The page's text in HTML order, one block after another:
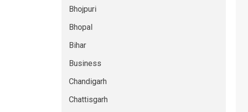
Bhojpuri
Bhopal
Bihar
Business
Chandigarh
Chattisgarh